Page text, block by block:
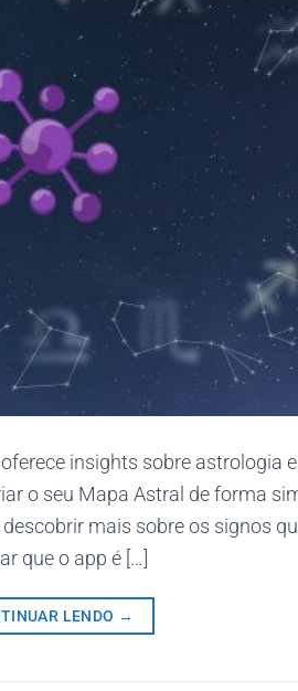
insights sobre astrologia
o seu Mapa Astral de forma
mais sobre os signos
que o app é […]
LENDO →